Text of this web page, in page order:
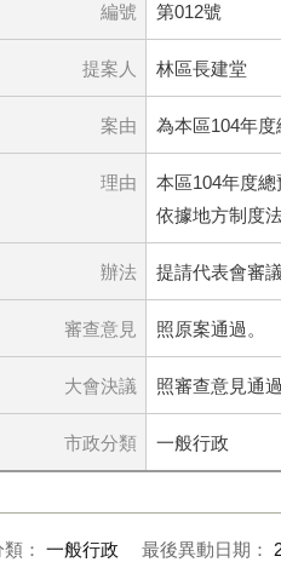
編號 第012號
提案人 林區長建堂
案由 為本區104年度
理由
本區104年度
依據地方制度
辦法 提請代表會審
審查意見 照原案通過。
大會決議 照審查意見通過
市政分類 一般行政
： 一般行政 最後異動日期：